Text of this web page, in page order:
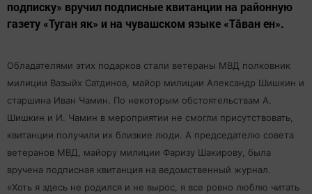
подписку» вручил подписные квитанции на районную
газету «Туган як» и на чувашском языке «Тăван ен».
Обладателями этих подарков стали ветераны МВД полковник
милиции Вазыйх Сатдинов, майор милиции Александр Шишкин и
старшина Иван Чамин. По некоторым обстоятельствам А.
Шишкин и И. Чамин в мероприятии не смогли присутствовать,
квитанции получили их близкие люди. А председателю совета
ветеранов МВД, майору милиции Фаризу Шакирову, была
вручена подписная квитанция на ведомственный журнал.
«Хоть я здесь не родился и не вырос, я все ровно люблю читать